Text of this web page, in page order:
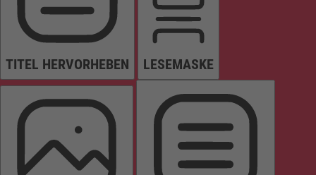
TITEL HERVORHEBEN LESEMASKE